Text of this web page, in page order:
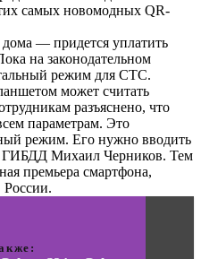
самых новомодных QR-
— придется уплатить
на законодательном
режим для СТС.
может считать
разъяснено, что
параметрам. Это
режим. Его нужно вводить
ГИБДД Михаил Черников. Тем
премьера смартфона,
России.